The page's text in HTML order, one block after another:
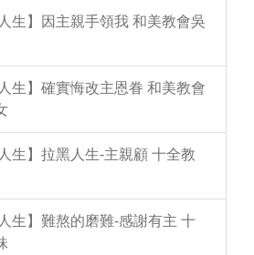
生】因主親手領我 和美教會吳
生】確實悔改主恩眷 和美教會
生】拉黑人生-主親顧 十全教
生】難熬的磨難-感謝有主 十